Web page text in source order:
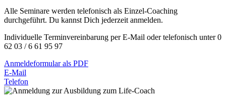
Alle Seminare werden telefonisch als Einzel-Coaching
durchgeführt. Du kannst Dich jederzeit anmelden.
Individuelle Terminvereinbarung per E-Mail oder telefonisch unter 0
62 03 / 6 61 95 97
Anmeldeformular als PDF
E-Mail
Telefon